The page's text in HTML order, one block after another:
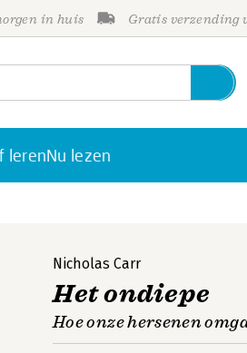
in huis Gratis verzending
lerenNu lezen
Nicholas Carr
Het ondiepe
Hoe onze hersenen